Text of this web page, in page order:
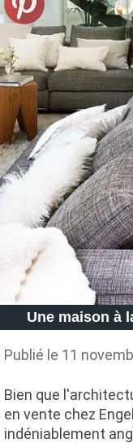
Une maison à
Publié le 11
Bien que
en vente chez
indéniablement